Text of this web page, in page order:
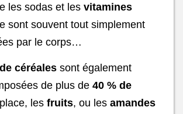
les sodas et les vitamines
sont souvent tout simplement
par le corps…
céréales sont également
de plus de 40 % de
les fruits, ou les amandes